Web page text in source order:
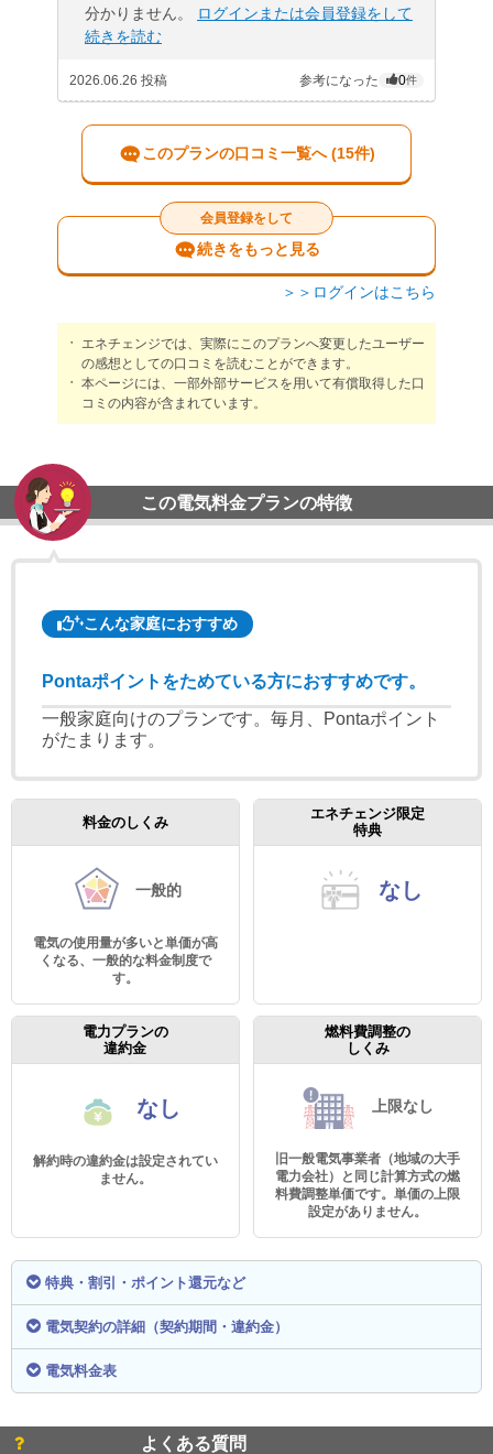
分かりません。
ログインまたは会員登録をして
続きを読む
2026.06.26 投稿 参考になった 0件
このプランの口コミ一覧へ (15件)
会員登録をして
続きをもっと見る
＞＞ログインはこちら
エネチェンジでは、実際にこのプランへ変更したユーザー
の感想としての口コミを読むことができます。
本ページには、一部外部サービスを用いて有償取得した口
コミの内容が含まれています。
この電気料金プランの特徴
こんな家庭におすすめ
Pontaポイントをためている方におすすめです。
一般家庭向けのプランです。毎月、Pontaポイント
がたまります。
料金のしくみ
一般的
電気の使用量が多いと単価が高
くなる、一般的な料金制度で
す。
エネチェンジ限定
特典
なし
電力プランの
違約金
なし
解約時の違約金は設定されてい
ません。
燃料費調整の
しくみ
上限なし
旧一般電気事業者（地域の大手
電力会社）と同じ計算方式の燃
料費調整単価です。単価の上限
設定がありません。
特典・割引・ポイント還元など
電気契約の詳細（契約期間・違約金）
電気料金表
よくある質問